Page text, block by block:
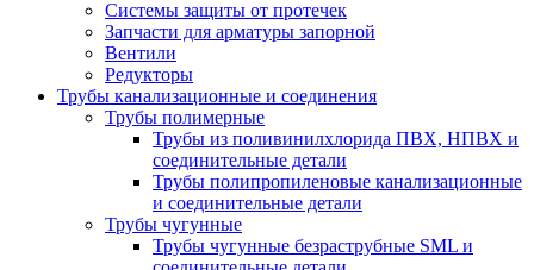
Системы защиты от протечек
Запчасти для арматуры запорной
Вентили
Редукторы
Трубы канализационные и соединения
Трубы полимерные
Трубы из поливинилхлорида ПВХ, НПВХ и
соединительные детали
Трубы полипропиленовые канализационные
и соединительные детали
Трубы чугунные
Трубы чугунные безраструбные SML и